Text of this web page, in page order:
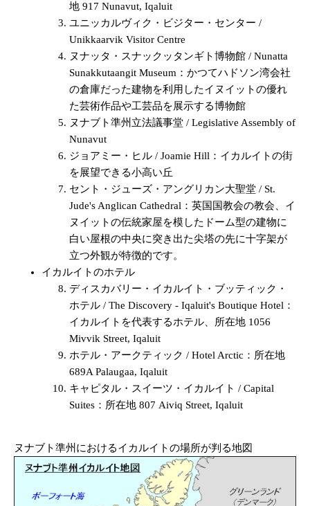
地 917 Nunavut, Iqaluit
ユニッカルヴィク・ビジター・センター /
Unikkaarvik Visitor Centre
ヌナッタ・スナックッタンギト博物館 / Nunatta
Sunakkutaangit Museum：かつてハドソン湾会社
の倉庫だった建物を利用したイヌイットの優れ
た芸術作品や工芸品を展示する博物館
ヌナブト準州立法議事堂 / Legislative Assembly of
Nunavut
ジョアミー・ヒル / Joamie Hill：イカルイトの街
を展望できる小高い丘
セント・ジューズ・アングリカン大聖堂 / St.
Jude's Anglican Cathedral：英国国教会の教会、イ
ヌイットの伝統家屋を模したドーム型の建物に
白い屋根の中央に突き出た尖塔の先に十字架が
立つ外観が特徴的です。
イカルイトのホテル
ディスカバリー・イカルイト・ブッティック・
ホテル / The Discovery - Iqaluit's Boutique Hotel：
イカルイトを代表するホテル、所在地 1056
Mivvik Street, Iqaluit
ホテル・アークティック / Hotel Arctic：所在地
689A Palaugaa, Iqaluit
キャピタル・スイーツ・イカルイト / Capital
Suites：所在地 807 Aiviq Street, Iqaluit
ヌナブト準州におけるイカルイトの場所が判る地図